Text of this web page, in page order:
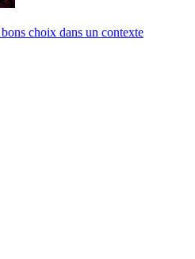
choix dans un contexte